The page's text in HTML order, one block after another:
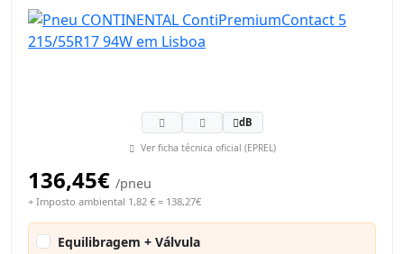
dB
Ver ficha técnica oficial (EPREL)
136,45€ /pneu
+ Imposto ambiental 1,82 € = 138,27€
Equilibragem + Válvula